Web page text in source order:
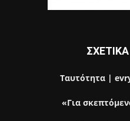
Ταυτότητα |
«Για